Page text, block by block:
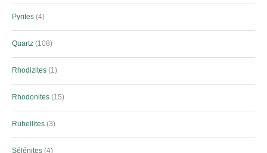
Pyrites 4
Quartz 108
Rhodizites 1
Rhodonites 15
Rubellites 3
Sélénites 4